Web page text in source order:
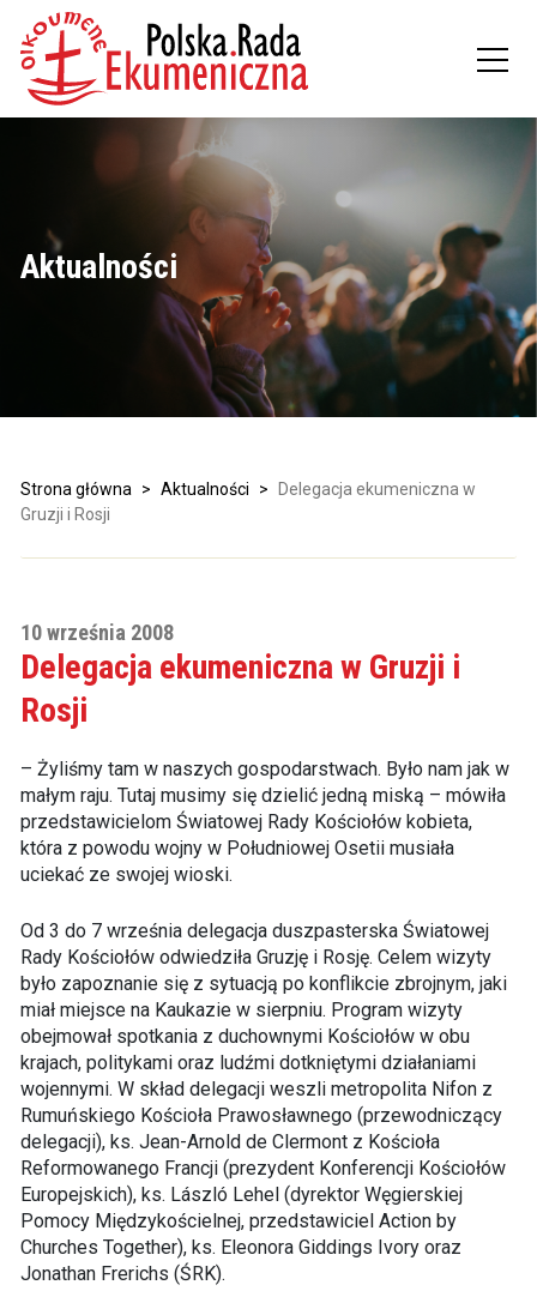
Aktualności
Strona główna > Aktualności >
Delegacja ekumeniczna w
Gruzji i Rosji
10 września 2008
Delegacja ekumeniczna w Gruzji i
Rosji
– Żyliśmy tam w naszych gospodarstwach. Było nam jak w
małym raju. Tutaj musimy się dzielić jedną miską – mówiła
przedstawicielom Światowej Rady Kościołów kobieta,
która z powodu wojny w Południowej Osetii musiała
uciekać ze swojej wioski.
Od 3 do 7 września delegacja duszpasterska Światowej
Rady Kościołów odwiedziła Gruzję i Rosję. Celem wizyty
było zapoznanie się z sytuacją po konflikcie zbrojnym, jaki
miał miejsce na Kaukazie w sierpniu. Program wizyty
obejmował spotkania z duchownymi Kościołów w obu
krajach, politykami oraz ludźmi dotkniętymi działaniami
wojennymi. W skład delegacji weszli metropolita Nifon z
Rumuńskiego Kościoła Prawosławnego (przewodniczący
delegacji), ks. Jean-Arnold de Clermont z Kościoła
Reformowanego Francji (prezydent Konferencji Kościołów
Europejskich), ks. László Lehel (dyrektor Węgierskiej
Pomocy Międzykościelnej, przedstawiciel Action by
Churches Together), ks. Eleonora Giddings Ivory oraz
Jonathan Frerichs (ŚRK).